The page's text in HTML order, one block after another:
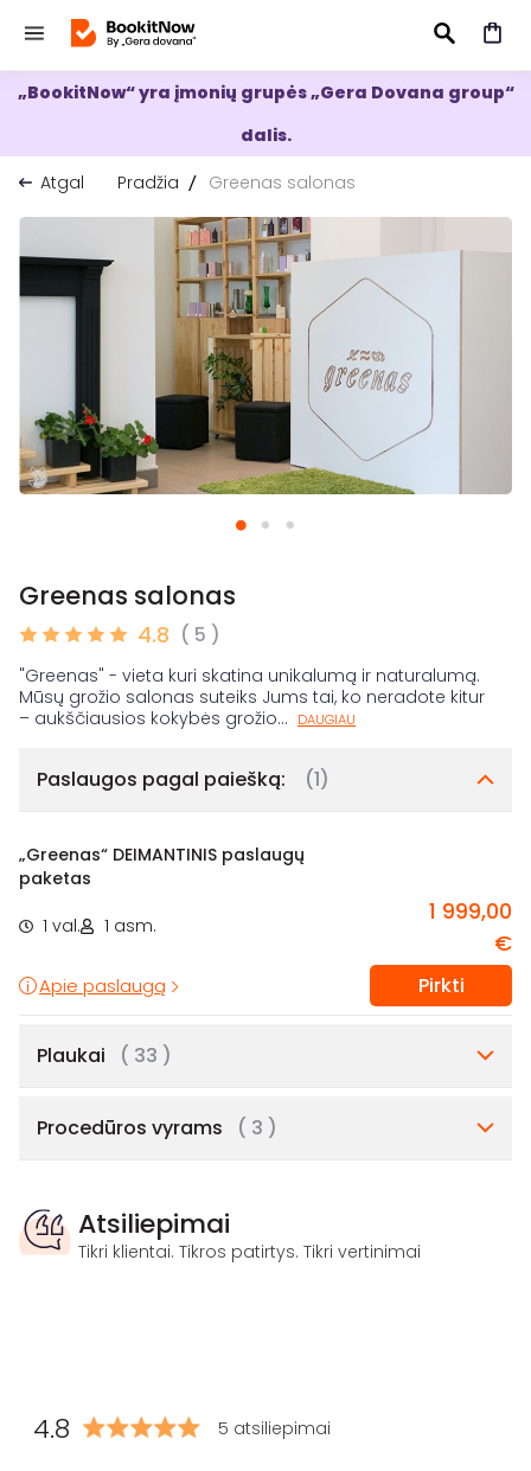
IEŠKOTI
„BookitNow“ yra įmonių grupės „Gera Dovana group“
dalis.
Atgal
Pradžia Greenas salonas
Greenas salonas
4.8 ( 5 )
"Greenas" - vieta kuri skatina unikalumą ir naturalumą.
Mūsų grožio salonas suteiks Jums tai, ko neradote kitur
– aukščiausios kokybės grožio... DAUGIAU
Paslaugos pagal paiešką: (1)
„Greenas“ DEIMANTINIS paslaugų
paketas
1 val. 1 asm.
1 999,00
€
Apie paslaugą Pirkti
Plaukai ( 33 )
Procedūros vyrams ( 3 )
Atsiliepimai
Tikri klientai. Tikros patirtys. Tikri vertinimai
4.8 5 atsiliepimai